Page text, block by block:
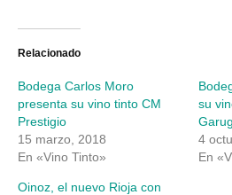
Twitter
abre
ventana
nueva)
ventana
nueva)
Relacionado
Bodega Carlos Moro
presenta su vino tinto CM
Prestigio
15 marzo, 2018
En «Vino Tinto»
su
4
En
Oinoz, el nuevo Rioja con